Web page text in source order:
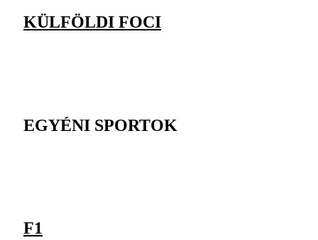
KÜLFÖLDI FOCI
EGYÉNI SPORTOK
F1